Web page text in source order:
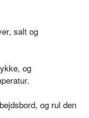
salt og
og
og rul den